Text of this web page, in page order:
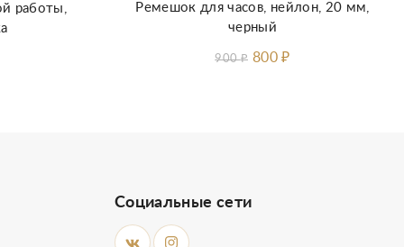
работы,
Ремешок для часов, нейлон, 20 мм,
черный
900₽ 800₽
Социальные сети